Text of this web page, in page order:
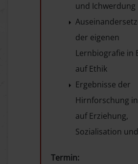
und Ichwerdung
der eigenen
Lernbiografie in
auf Ethik
Ergebnisse der
Hirnforschung
auf Erziehung,
Sozialisation
Termin: